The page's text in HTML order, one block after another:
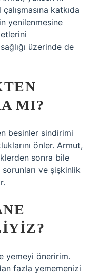
katkıda
yenilenmesine
üzerinde de
MI?
besinler sindirimi
önler. Armut,
sonra bile
ve şişkinlik
yemeyi öneririm.
fazla yememenizi